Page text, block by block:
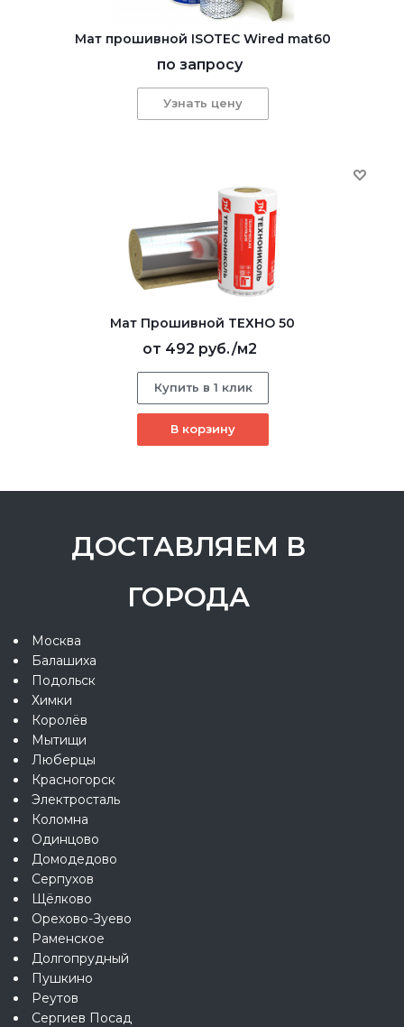
Мат прошивной ISOTEC Wired mat60
по запросу
Узнать цену
Мат Прошивной ТЕХНО 50
от 492 руб./м2
Купить в 1 клик
В корзину
ДОСТАВЛЯЕМ В
ГОРОДА
Москва
Балашиха
Подольск
Химки
Королёв
Мытищи
Люберцы
Красногорск
Электросталь
Коломна
Одинцово
Домодедово
Серпухов
Щёлково
Орехово-Зуево
Раменское
Долгопрудный
Пушкино
Реутов
Сергиев Посад